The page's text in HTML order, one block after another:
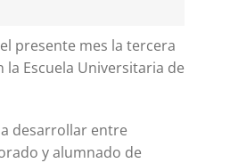
presente mes la tercera
la Escuela Universitaria de
desarrollar entre
y alumnado de